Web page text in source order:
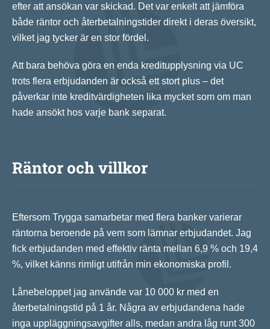
efter att ansökan var skickad. Det var enkelt att jämföra
både räntor och återbetalningstider direkt i deras översikt,
vilket jag tycker är en stor fördel.
Att bara behöva göra en enda kreditupplysning via UC
trots flera erbjudanden är också ett stort plus – det
påverkar inte kreditvärdigheten lika mycket som om man
hade ansökt hos varje bank separat.
Räntor och villkor
Eftersom Trygga samarbetar med flera banker varierar
räntorna beroende på vem som lämnar erbjudandet. Jag
fick erbjudanden med effektiv ränta mellan 6,9 % och 19,4
%, vilket känns rimligt utifrån min ekonomiska profil.
Lånebeloppet jag använde var 10 000 kr med en
återbetalningstid på 1 år. Några av erbjudandena hade
inga uppläggningsavgifter alls, medan andra låg runt 300